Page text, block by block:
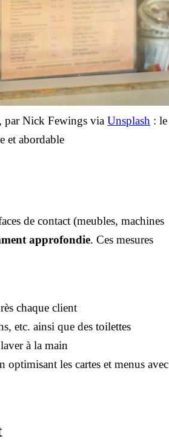
par Nick Fewings viaUnsplash : le
et abordable
de contact (meubles, machines
approfondie. Ces mesures
chaque client
etc. ainsi que des toilettes
à la main
les cartes et menus avec